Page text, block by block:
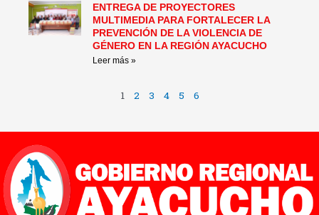
ENTREGA DE PROYECTORES
MULTIMEDIA PARA FORTALECER LA
PREVENCIÓN DE LA VIOLENCIA DE
GÉNERO EN LA REGIÓN AYACUCHO
Leer más »
1 2 3 4 5 6